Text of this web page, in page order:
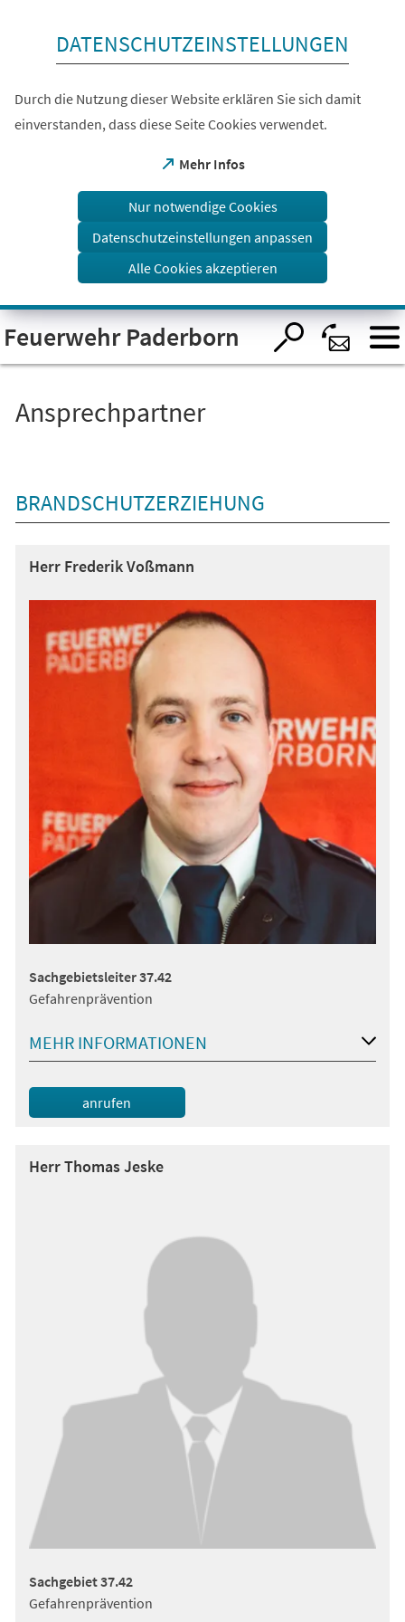
Visuelle
Assistenzsoftware
öffnen.
DATENSCHUTZEINSTELLUNGEN
Durch die Nutzung dieser Website erklären Sie sich damit
einverstanden, dass diese Seite Cookies verwendet.
Mehr Infos
(Öffnet
einem
Tab)
Nur notwendige Cookies
Datenschutzeinstellungen anpassen
Alle Cookies akzeptieren
Feuerwehr Paderborn
Ansprechpartner
BRANDSCHUTZERZIEHUNG
Herr Frederik Voßmann
Sachgebietsleiter 37.42
Gefahrenprävention
MEHR INFORMATIONEN
anrufen
Herr Thomas Jeske
Sachgebiet 37.42
Gefahrenprävention